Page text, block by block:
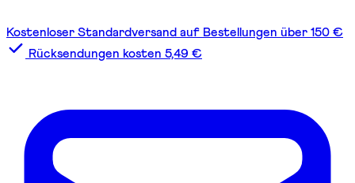
Kostenloser Standardversand auf Bestellungen über 150 €
Rücksendungen kosten 5,49 €